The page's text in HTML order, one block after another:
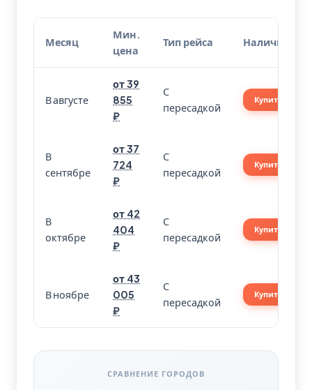
Месяц
Мин.
цена
Тип рейса Наличие
В августе
от 39
855
₽
С
пересадкой
Купить
В
сентябре
от 37
724
₽
С
пересадкой
Купить
В
октябре
от 42
404
₽
С
пересадкой
Купить
В ноябре
от 43
005
₽
С
пересадкой
Купить
СРАВНЕНИЕ ГОРОДОВ